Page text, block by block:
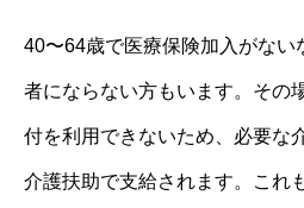
40〜64歳で医療保険加入がない
者にならない方もいます。その
付を利用できないため、必要な
介護扶助で支給されます。これ